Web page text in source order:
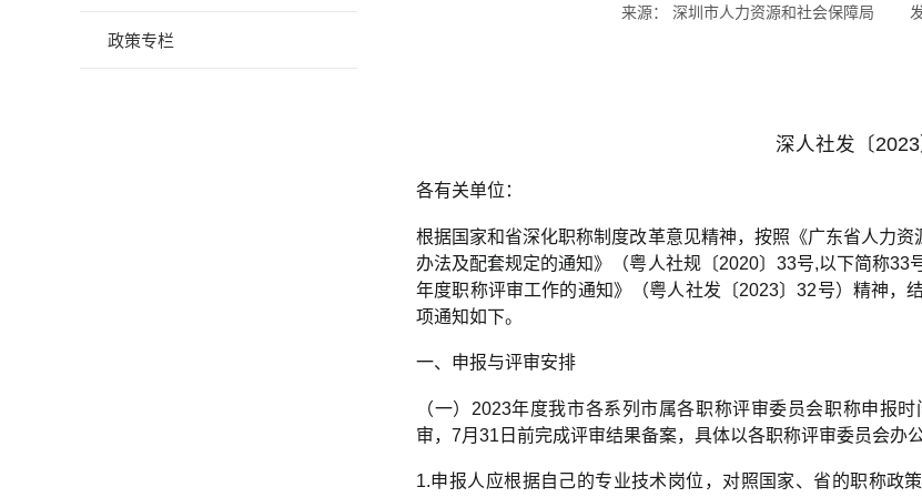
政策专栏
来源： 深圳市人力资源和社会保障局
深人社发〔
各有关单位：
根据国家和省深化职称制度改革意见精神，按照《广东省人力
办法及配套规定的通知》（粤人社规〔2020〕33号,以下简称
年度职称评审工作的通知》（粤人社发〔2023〕32号）精神，
项通知如下。
一、申报与评审安排
（一）2023年度我市各系列市属各职称评审委员会职称申报
审，7月31日前完成评审结果备案，具体以各职称评审委员会办
1.申报人应根据自己的专业技术岗位，对照国家、省的职称政